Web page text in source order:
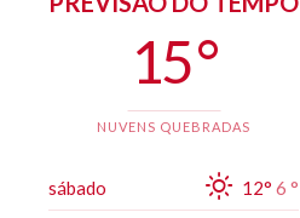
15 °
NUVENS QUEBRADAS
sábado 12° 6 °